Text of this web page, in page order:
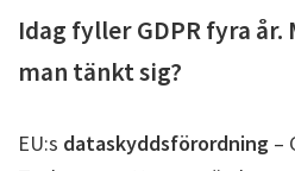
Idag fyller GDPR fyra år.
man tänkt sig?
EU:s dataskyddsförordning –